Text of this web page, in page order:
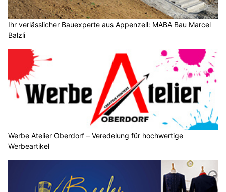
Ihr verlässlicher Bauexperte aus Appenzell: MABA Bau Marcel
Balzli
Werbe Atelier Oberdorf – Veredelung für hochwertige
Werbeartikel